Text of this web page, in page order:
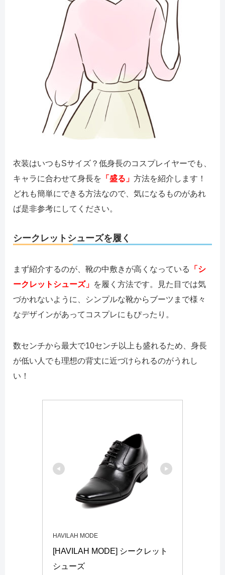
衣装はいつもSサイズ？低身長のコスプレイヤーでも、
キャラに合わせて身長を 「盛る」 方法を紹介します！
どれも簡単にできる方法なので、気になるものがあれ
ば是非参考にしてください。
シークレットシューズを履く
まず紹介するのが、靴の中敷きが高くなっている
「シ
ークレットシューズ」 を履く方法です。見た目では気
づかれないように、シンプルな靴からブーツまで様々
なデザインがあってコスプレにもぴったり。
数センチから最大で10センチ以上も盛れるため、身長
が低い人でも理想の背丈に近づけられるのがうれし
い！
HAVILAH MODE
[HAVILAH MODE] シークレット
シューズ